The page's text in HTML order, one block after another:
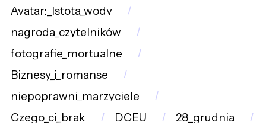
Avatar:_Istota_wody
nagroda_czytelników
fotografie_mortualne
Biznesy_i_romanse
niepoprawni_marzyciele
Czego_ci_brak
DCEU
28_grudnia